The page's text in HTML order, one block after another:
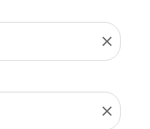
close
close